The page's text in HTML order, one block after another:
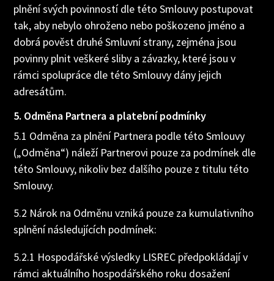
plnění svých povinností dle této Smlouvy postupovat
tak, aby nebylo ohroženo nebo poškozeno jméno a
dobrá pověst druhé Smluvní strany, zejména jsou
povinny plnit veškeré sliby a závazky, které jsou v
rámci spolupráce dle této Smlouvy dány jejich
adresátům.
5. Odměna Partnera a platební podmínky
5.1 Odměna za plnění Partnera podle této Smlouvy
(„Odměna“) náleží Partnerovi pouze za podmínek dle
této Smlouvy, nikoliv bez dalšího pouze z titulu této
Smlouvy.
5.2 Nárok na Odměnu vzniká pouze za kumulativního
splnění následujících podmínek:
5.2.1 Hospodářské výsledky LISREC předpokládají v
rámci aktuálního hospodářského roku dosažení